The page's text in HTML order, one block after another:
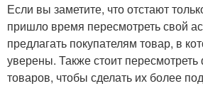
Если вы заметите, что отстают
пришло время пересмотреть свой
предлагать покупателям товар, в
уверены. Также стоит
товаров, чтобы сделать их более